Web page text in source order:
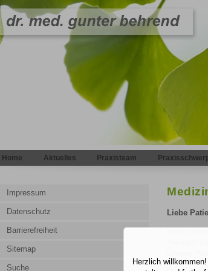
Home Aktuelles Praxisteam
Impressum
Datenschutz
Barrierefreiheit
Sitemap
Suche
Liebe
immer
Anliegen
Herzlich